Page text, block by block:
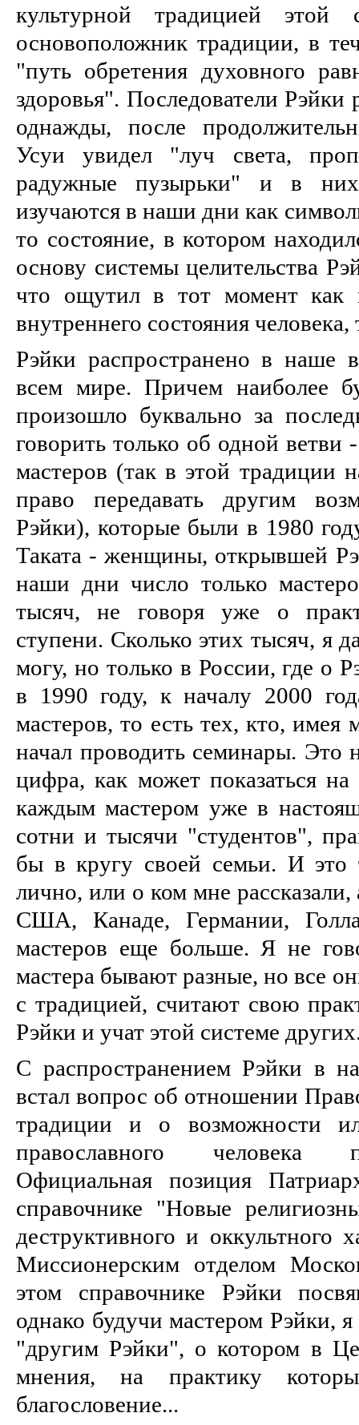
культурной традицией
основоположник традиции, в
"путь обретения духовного
здоровья". Последователи Рэйки
однажды, после
Усуи увидел "луч света,
радужные пузырьки" и в
изучаются в наши дни как
то состояние, в котором
основу системы целительства
что ощутил в тот момент как
внутреннего состояния
Рэйки распространено в наше
всем мире. Причем наиболее
произошло буквально за
говорить только об одной
мастеров (так в этой традиции
право передавать другим
Рэйки), которые были в 1980
Таката - женщины, открывшей
наши дни число только
тысяч, не говоря уже о
ступени. Сколько этих тысяч, я
могу, но только в России, где о
в 1990 году, к началу 2000
мастеров, то есть тех, кто,
начал проводить семинары. Это
цифра, как может показаться
каждым мастером уже в
сотни и тысячи "студентов",
бы в кругу своей семьи. И это
лично, или о ком мне
США, Канаде, Германии,
мастеров еще больше. Я не
мастера бывают разные, но все
с традицией, считают свою
Рэйки и учат этой системе
С распространением Рэйки в
встал вопрос об отношении
традиции и о возможности
православного человека
Официальная позиция
справочнике "Новые
деструктивного и оккультного
Миссионерским отделом
этом справочнике Рэйки
однако будучи мастером Рэйки,
"другим Рэйки", о котором в
мнения, на практику
благословение...